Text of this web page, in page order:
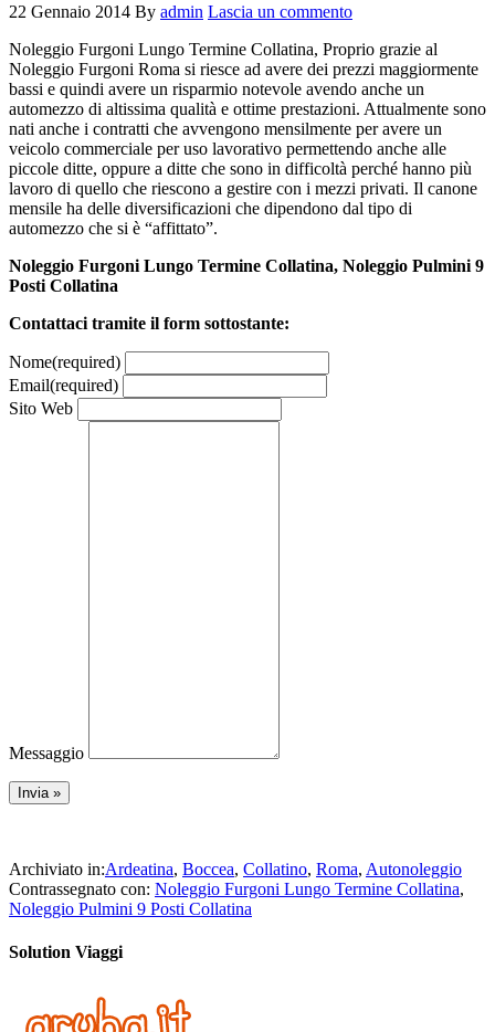
22 Gennaio 2014 By admin Lascia un commento
Noleggio Furgoni Lungo Termine Collatina, Proprio grazie al
Noleggio Furgoni Roma si riesce ad avere dei prezzi maggiormente
bassi e quindi avere un risparmio notevole avendo anche un
automezzo di altissima qualità e ottime prestazioni. Attualmente sono
nati anche i contratti che avvengono mensilmente per avere un
veicolo commerciale per uso lavorativo permettendo anche alle
piccole ditte, oppure a ditte che sono in difficoltà perché hanno più
lavoro di quello che riescono a gestire con i mezzi privati. Il canone
mensile ha delle diversificazioni che dipendono dal tipo di
automezzo che si è “affittato”.
Noleggio Furgoni Lungo Termine Collatina, Noleggio Pulmini 9
Posti Collatina
Contattaci tramite il form sottostante:
Nome(required)
Email(required)
Sito Web
Messaggio
Archiviato in:Ardeatina, Boccea, Collatino, Roma, Autonoleggio
Contrassegnato con: Noleggio Furgoni Lungo Termine Collatina,
Noleggio Pulmini 9 Posti Collatina
Solution Viaggi